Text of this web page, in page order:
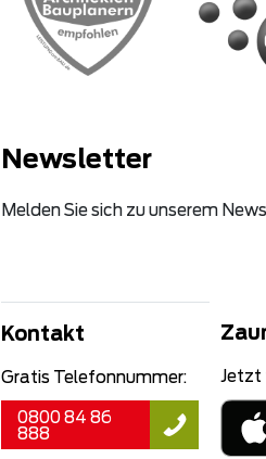
Newsletter
Melden Sie sich zu unserem
Kontakt
Gratis Telefonnummer:
0800 84 86
888
Jetzt